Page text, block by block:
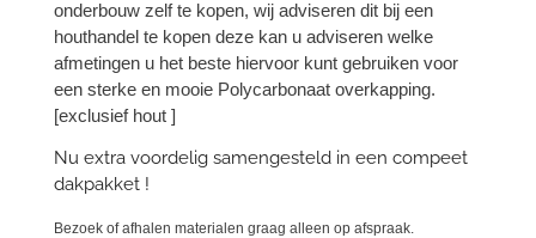
onderbouw zelf te kopen, wij adviseren dit bij een
houthandel te kopen deze kan u adviseren welke
afmetingen u het beste hiervoor kunt gebruiken voor
een sterke en mooie Polycarbonaat overkapping.
[exclusief hout ]
Nu extra voordelig samengesteld in een compeet
dakpakket !
Bezoek of afhalen materialen graag alleen op afspraak.